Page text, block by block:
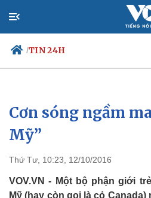
/TIN 24H
Chính trị
Đảng
Tổ chức nhân sự
Nhận diện sự thật
Cơn sóng ngầm
Mỹ”
Thứ Tư, 10:23, 12/10/2016
VOV.VN - Một bộ phận giới
Mỹ (hay còn gọi là cỏ